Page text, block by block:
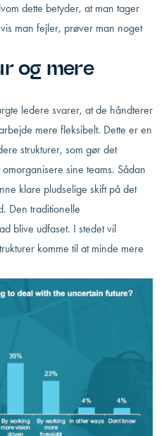
dette betyder, at man tager
man fejler, prøver man noget
og mere
ledere svarer, at de håndterer
mere fleksibelt. Dette er en
strukturer, som gør det
sine teams. Sådan
klare pludselige skift på det
Den traditionelle
blive udfaset. I stedet vil
komme til at minde mere